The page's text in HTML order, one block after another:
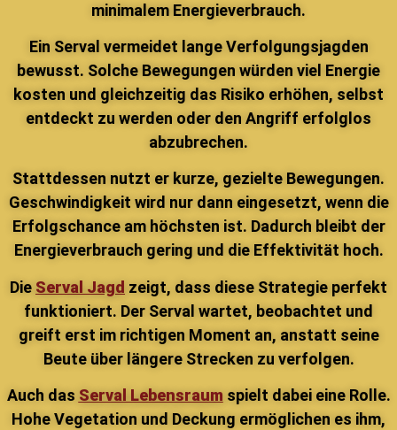
minimalem Energieverbrauch.
Ein Serval vermeidet lange Verfolgungsjagden
bewusst. Solche Bewegungen würden viel Energie
kosten und gleichzeitig das Risiko erhöhen, selbst
entdeckt zu werden oder den Angriff erfolglos
abzubrechen.
Stattdessen nutzt er kurze, gezielte Bewegungen.
Geschwindigkeit wird nur dann eingesetzt, wenn die
Erfolgschance am höchsten ist. Dadurch bleibt der
Energieverbrauch gering und die Effektivität hoch.
Die Serval Jagd zeigt, dass diese Strategie perfekt
funktioniert. Der Serval wartet, beobachtet und
greift erst im richtigen Moment an, anstatt seine
Beute über längere Strecken zu verfolgen.
Auch das Serval Lebensraum spielt dabei eine Rolle.
Hohe Vegetation und Deckung ermöglichen es ihm,